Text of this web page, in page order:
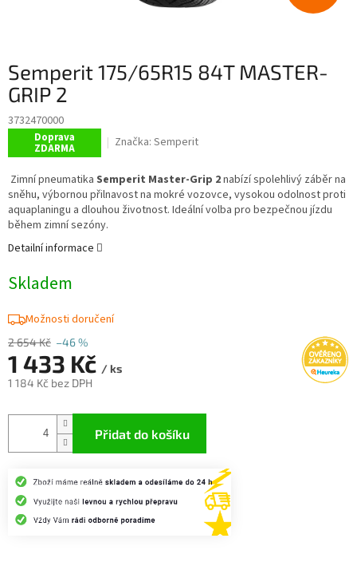
Semperit 175/65R15 84T MASTER-
GRIP 2
3732470000
Doprava
ZDARMA Značka: Semperit
2 654 Kč –46 %
1 433 Kč / ks
1 184 Kč bez DPH
Skladem
Možnosti doručení
Přidat do košíku
Zimní pneumatika Semperit Master-Grip 2nabízí spolehlivý záběr na
sněhu, výbornou přilnavost na mokré vozovce, vysokou odolnost proti
aquaplaningu a dlouhou životnost. Ideální volba pro bezpečnou jízdu
během zimní sezóny.
Detailní informace